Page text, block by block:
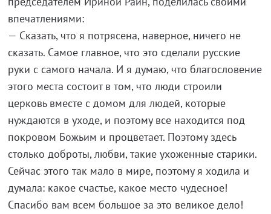
впечатлениями:
— Сказать, что я потрясена, наверное, ничего не
сказать. Самое главное, что это сделали русские
руки с самого начала. И я думаю, что благословение
этого места состоит в том, что люди строили
церковь вместе с домом для людей, которые
нуждаются в уходе, и поэтому все находится под
покровом Божьим и процветает. Поэтому здесь
столько доброты, любви, такие ухоженные старики.
Сейчас этого так мало в мире, поэтому я ходила и
думала: какое счастье, какое место чудесное!
Спасибо вам всем большое за это великое дело!